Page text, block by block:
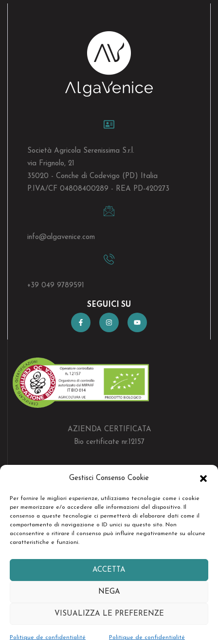
Gestisci Consenso Cookie
Per fornire le migliori esperienze, utilizziamo tecnologie come i cookie
per memorizzare e/o accedere alle informazioni del dispositivo. Il
consenso a queste tecnologie ci permetterà di elaborare dati come il
comportamento di navigazione o ID unici su questo sito. Non
acconsentire o ritirare il consenso può influire negativamente su alcune
caratteristiche e funzioni.
ACCETTA
NEGA
VISUALIZZA LE PREFERENZE
Politique de confidentialité Politique de confidentialité
Società Agricola Serenissima S.r.l.
via Frignolo, 21
35020 - Conche di Codevigo (PD) Italia
P.IVA/CF 04808400289 - REA PD-420273
info@algavenice.com
+39 049 9789591
SEGUICI SU
AZIENDA CERTIFICATA
Bio certificate nr.12157
RESTA IN CONTATTO
Copyright © Società Agricola Serenissima Sr.l. - Tutti i diritti
VIEW COMPARISON